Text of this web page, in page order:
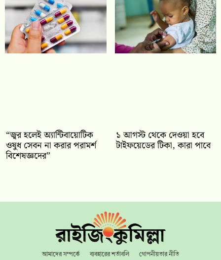
“জ্বর হলেই অ্যান্টিবায়োটিক
ওষুধ সেবন না করার পরামর্শ
বিশেষজ্ঞদের”
১ আগস্ট থেকে দেওয়া হবে
টাইফয়েডের টিকা, কারা পাবে
আমাদের সম্পর্কে ব্যবহারের শর্তাবলি গোপনীয়তার নীতি